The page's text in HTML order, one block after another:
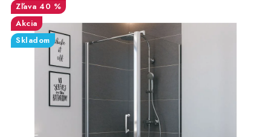
DOPLNKY
SANITA
PRÍSLUŠENSTVO K SPRCHOVÝM KÚTOM A
40 %
Akcia
Skladom